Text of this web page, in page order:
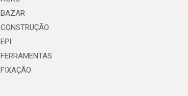
BAZAR
CONSTRUÇÃO
EPI
FERRAMENTAS
FIXAÇÃO